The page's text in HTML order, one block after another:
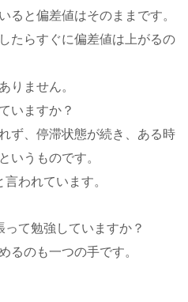
ると偏差値はそのままです。
たらすぐに偏差値は上がるの
りません。
いますか？
ず、停滞状態が続き、ある時
いうものです。
言われています。
て勉強していますか？
るのも一つの手です。